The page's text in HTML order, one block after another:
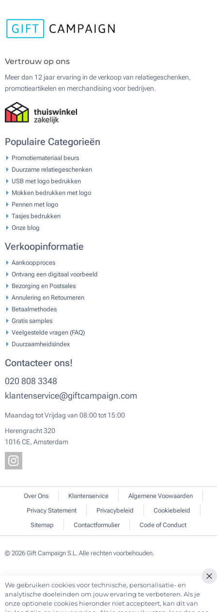
Vertrouw op ons
Meer dan 12 jaar ervaring in de verkoop van relatiegeschenken,
promotieartikelen en merchandising voor bedrijven.
Populaire Categorieën
Promotiemateriaal beurs
Duurzame relatiegeschenken
USB met logo bedrukken
Mokken bedrukken met logo
Pennen met logo
Tasjes bedrukken
Onze blog
Verkoopinformatie
Aankoopproces
Ontvang een digitaal voorbeeld
Bezorging en Postsales
Annulering en Retourneren
Betaalmethodes
Gratis samples
Veelgestelde vragen (FAQ)
Duurzaamheidsindex
Contacteer ons!
020 808 3348
klantenservice@giftcampaign.com
Maandag tot Vrijdag van 08:00 tot 15:00
Herengracht 320
1016 CE, Amsterdam
Over Ons Klantenservice
Algemene Voowaarden
Privacy Statement
Privacybeleid
Cookiebeleid
Sitemap
Contactformulier Code of Conduct
© 2026 Gift Campaign S.L. Alle rechten voorbehouden.
We gebruiken cookies voor technische, personalisatie- en
analytische doeleinden om jouw ervaring te verbeteren. Als je
onze optionele cookies hieronder niet accepteert, kan dit van